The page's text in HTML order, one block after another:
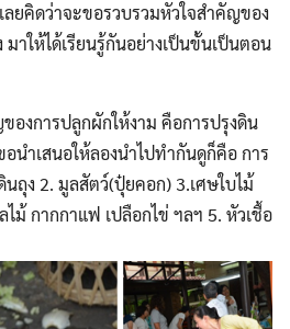
เลยคิดว่าจะขอรวบรวมหัวใจสำคัญของ
าให้ได้เรียนรู้กันอย่างเป็นขั้นเป็นตอน
องการปลูกผักให้งาม คือการปรุงดิน
นำเสนอให้ลองนำไปทำกันดูก็คือ การ
ถุง 2. มูลสัตว์(ปุ๋ยคอก) 3.เศษใบไม้
ม้ กากกาแฟ เปลือกไข่ ฯลฯ 5. หัวเชื้อ